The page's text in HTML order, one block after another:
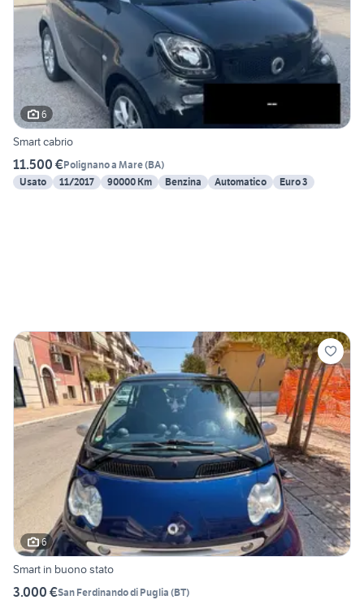
6
Smart cabrio
11.500 €Polignano a Mare(BA)
Usato
11/2017 90000 Km Benzina Automatico Euro 3
6
Smart in buono stato
3.000 €San Ferdinando di Puglia (BT)